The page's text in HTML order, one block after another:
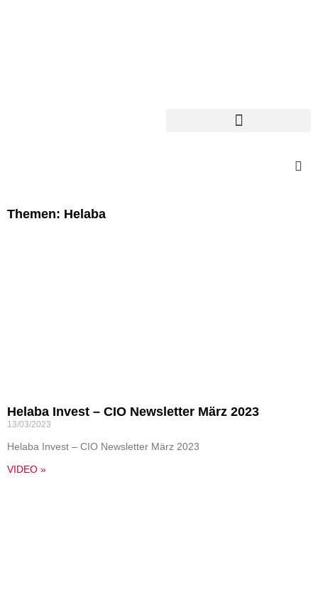
Themen: Helaba
Helaba Invest – CIO Newsletter März 2023
13/03/2023
Helaba Invest – CIO Newsletter März 2023
VIDEO »